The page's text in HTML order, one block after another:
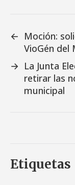
← Moción:
VioGén
→ La Junta
retirar las
municipal
Etiquetas